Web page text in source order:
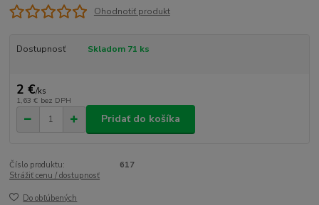
Ohodnotiť produkt
Dostupnosť Skladom 71 ks
2 €/ks
1,63 € bez DPH
Pridať do košíka
Číslo produktu:
617
Strážiť cenu / dostupnosť
Do obľúbených